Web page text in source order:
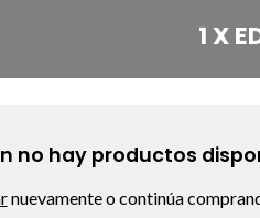
1 X
no hay productos
nuevamente o continúa